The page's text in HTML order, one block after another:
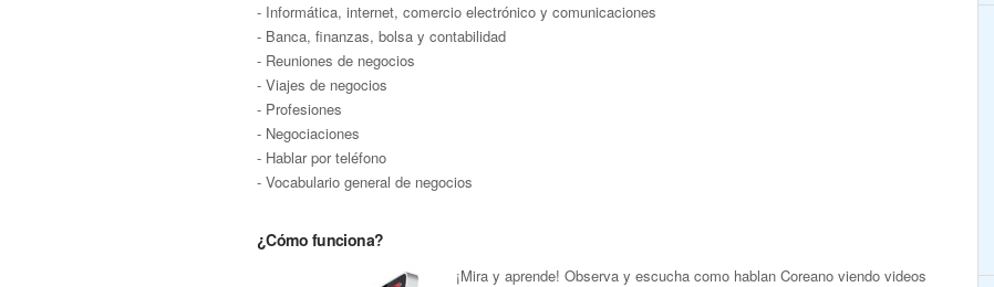
- Informática, internet, comercio electrónico y comunicaciones
- Banca, finanzas, bolsa y contabilidad
- Reuniones de negocios
- Viajes de negocios
- Profesiones
- Negociaciones
- Hablar por teléfono
- Vocabulario general de negocios
¿Cómo funciona?
¡Mira y aprende! Observa y escucha como hablan Coreano viendo videos